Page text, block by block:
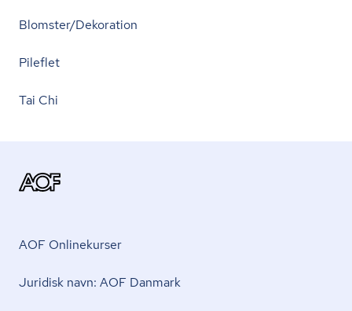
Blomster/Dekoration
Pileflet
Tai Chi
AOF Onlinekurser
Juridisk navn: AOF Danmark